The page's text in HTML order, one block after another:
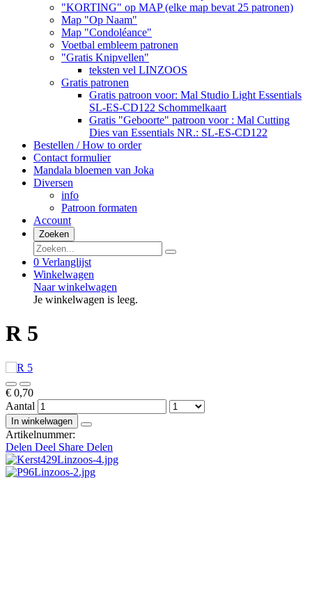
"KORTING" op MAP (elke map bevat 25 patronen)
Map "Op Naam"
Map "Condoléance"
Voetbal embleem patronen
"Gratis Knipvellen"
teksten vel LINZOOS
Gratis patronen
Gratis patroon voor: Mal Studio Light Essentials
SL-ES-CD122 Schommelkaart
Gratis "Geboorte" patroon voor : Mal Cutting
Dies van Essentials NR.: SL-ES-CD122
Bestellen / How to order
Contact formulier
Mandala bloemen van Joka
Diversen
info
Patroon formaten
Account
Zoeken
0 Verlanglijst
Winkelwagen
Naar winkelwagen
Je winkelwagen is leeg.
R 5
€ 0,70
Aantal
In winkelwagen
Artikelnummer:
Delen Deel Share Delen